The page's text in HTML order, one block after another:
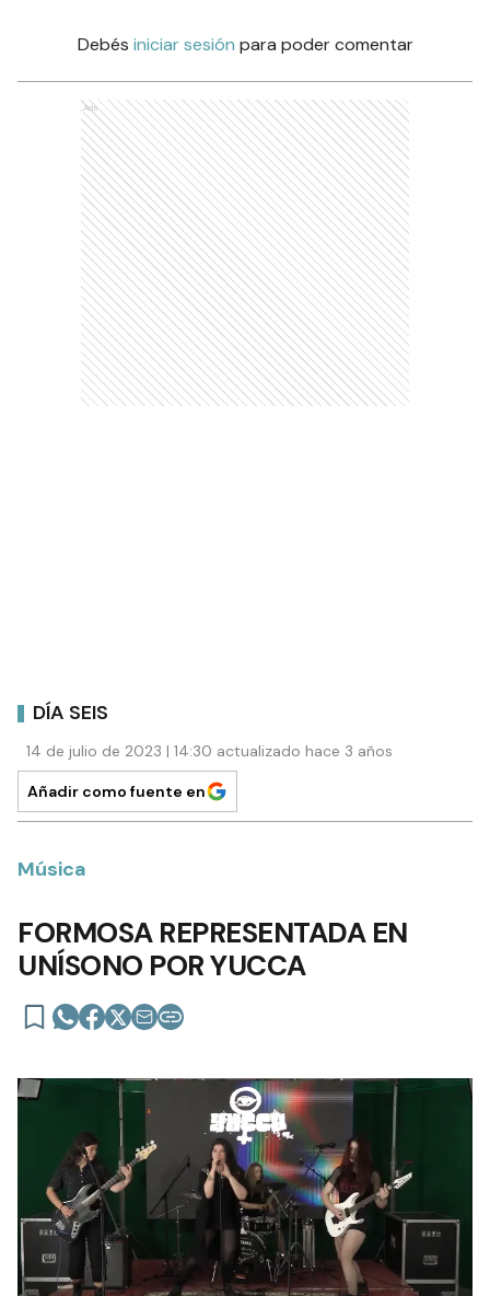
Debés iniciar sesión para poder comentar
Ads
DÍA SEIS
14 de julio de 2023 | 14:30 actualizado hace 3 años
Añadir como fuente en
Música
FORMOSA REPRESENTADA EN
UNÍSONO POR YUCCA